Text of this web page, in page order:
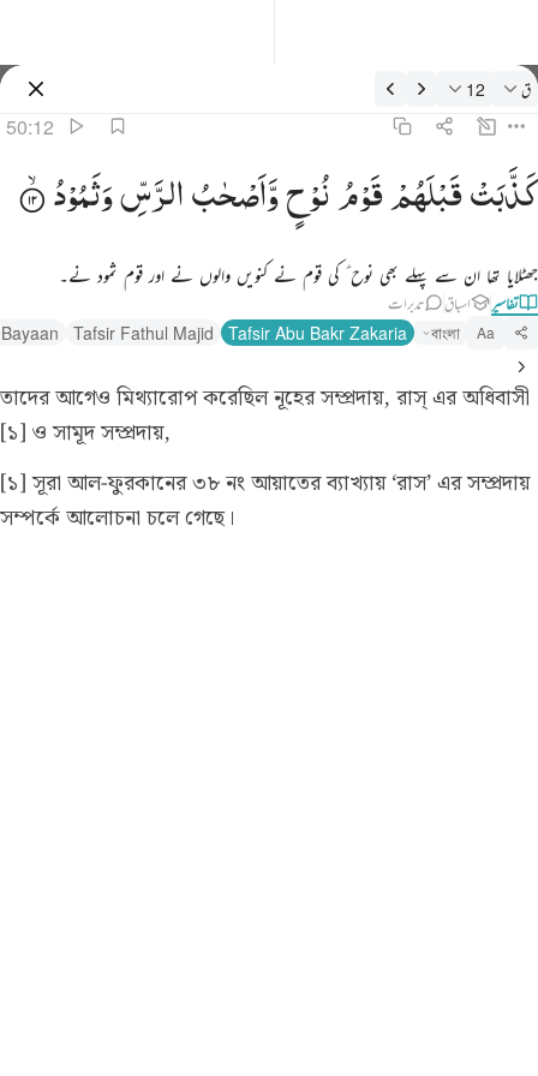
تفسیر: ق 50:12
ق 12
50:12
كذبت قبلهم قوم نوح واصحاب الرس وثمود ١٢
كَذَّبَتْ قَبْلَهُمْ قَوْمُ نُوحٍۢ وَأَصْحَـٰبُ ٱلرَّسِّ وَثَمُودُ ١٢
كَذَّبَتْقَبْلَهُمْقَوْمُنُوْحٍوَّاَصْحٰبُالرَّسِّوَثَمُوْدُ
جھٹلایا تھا ان سے پہلے بھی نوح ؑ کی قوم نے کنویں والوں نے اور قوم ثمود نے۔
تفاسیر اسباق تدبرات
Aa
বাংলা
Tafsir Abu Bakr Zakaria
Tafsir Fathul Majid
তাদের আগেও মিথ্যারোপ করেছিল নূহের সম্প্রদায়, রাস্ এর অধিবাসী
[১] ও সামূদ সম্প্রদায়,
[১] সূরা আল-ফুরকানের ৩৮ নং আয়াতের ব্যাখ্যায় ‘রাস’ এর সম্প্রদায়
সম্পর্কে আলোচনা চলে গেছে।